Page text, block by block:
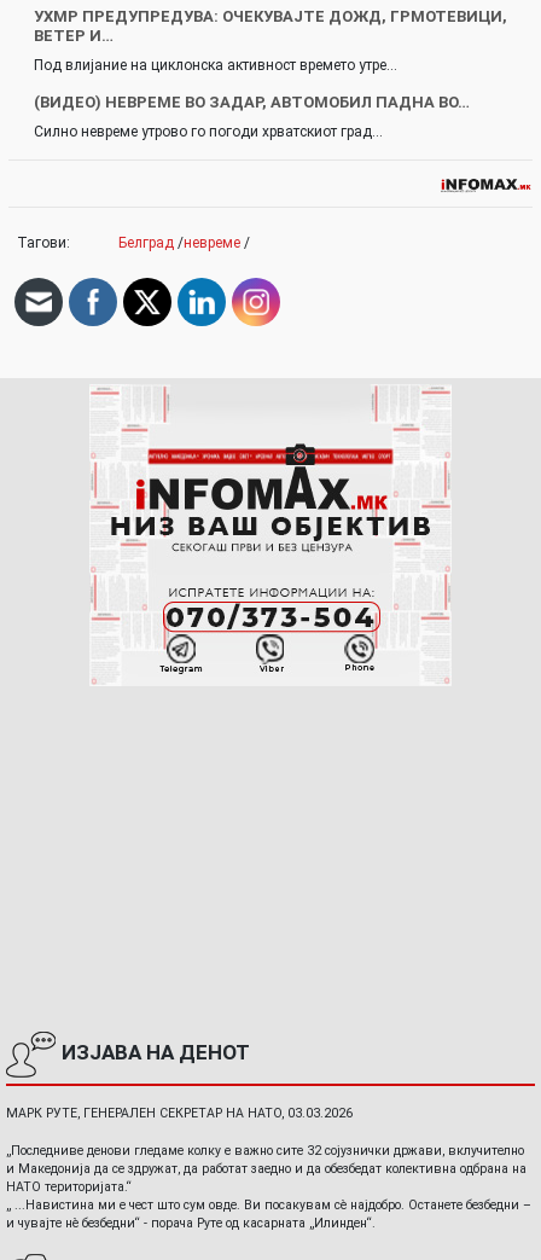
УХМР ПРЕДУПРЕДУВА: ОЧЕКУВАЈТЕ ДОЖД, ГРМОТЕВИЦИ,
ВЕТЕР И…
Под влијание на циклонска активност времето утре…
(ВИДЕО) НЕВРЕМЕ ВО ЗАДАР, АВТОМОБИЛ ПАДНА ВО…
Силно невреме утрово го погоди хрватскиот град…
Тагови: Белград /невреме /
ИЗЈАВА НА ДЕНОТ
МАРК РУТЕ, ГЕНЕРАЛЕН СЕКРЕТАР НА НАТО, 03.03.2026
„Последниве денови гледаме колку е важно сите 32 сојузнички држави, вклучително
и Македонија да се здружат, да работат заедно и да обезбедат колективна одбрана на
НАТО територијата.“
„ ...Навистина ми е чест што сум овде. Ви посакувам сè најдобро. Останете безбедни –
и чувајте нè безбедни“ - порача Руте од касарната „Илинден“.